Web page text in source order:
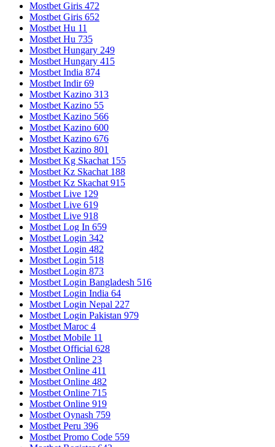
Mostbet Giris 472
Mostbet Giris 652
Mostbet Hu 11
Mostbet Hu 735
Mostbet Hungary 249
Mostbet Hungary 415
Mostbet India 874
Mostbet Indir 69
Mostbet Kazino 313
Mostbet Kazino 55
Mostbet Kazino 566
Mostbet Kazino 600
Mostbet Kazino 676
Mostbet Kazino 801
Mostbet Kg Skachat 155
Mostbet Kz Skachat 188
Mostbet Kz Skachat 915
Mostbet Live 129
Mostbet Live 619
Mostbet Live 918
Mostbet Log In 659
Mostbet Login 342
Mostbet Login 482
Mostbet Login 518
Mostbet Login 873
Mostbet Login Bangladesh 516
Mostbet Login India 64
Mostbet Login Nepal 227
Mostbet Login Pakistan 979
Mostbet Maroc 4
Mostbet Mobile 11
Mostbet Official 628
Mostbet Online 23
Mostbet Online 411
Mostbet Online 482
Mostbet Online 715
Mostbet Online 919
Mostbet Oynash 759
Mostbet Peru 396
Mostbet Promo Code 559